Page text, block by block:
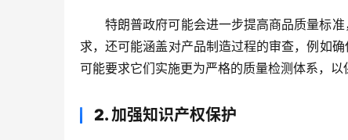
特朗普政府可能会进一步提高商品质量标准
求，还可能涵盖对产品制造过程的审查，例如
可能要求它们实施更为严格的质量检测体系，
2. 加强知识产权保护